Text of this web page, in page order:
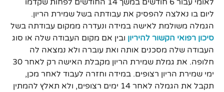
לאומי עבור 6 חודשים במשך 14 החודשים לפחות שקדמו
ליום בו נאלצה להפסיק את עבודתה בשל שמירת הריון.
הגמלה משולמת לאישה במידה ונעדרה ממקום עבודתה בשל
סיכון רפואי הקשור להיריון ובין אם מקום העבודה שלה או סוג
העבודה שלה מסכנים אותה ואת עוברה ולא נמצאה לה
חלופה. את גמלת שמירת הריון מקבלת האישה רק לאחר 30
ימי שמירת הריון רצופים. במידה וחזרה לעבוד לאחר מכן,
תקבל את הגמלה לאחר 14 ימים רצופים, ולא תאלץ להמתין